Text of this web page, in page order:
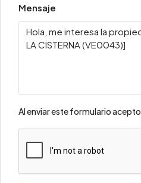
Mensaje
Al enviar este formulario acepto